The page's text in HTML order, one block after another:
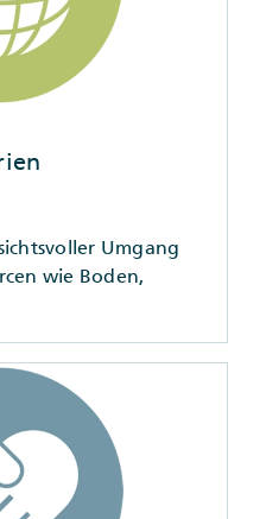
Umgang
wie Boden,